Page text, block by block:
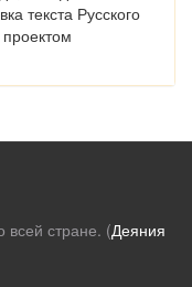
текста Русского
всей стране. (Деяния